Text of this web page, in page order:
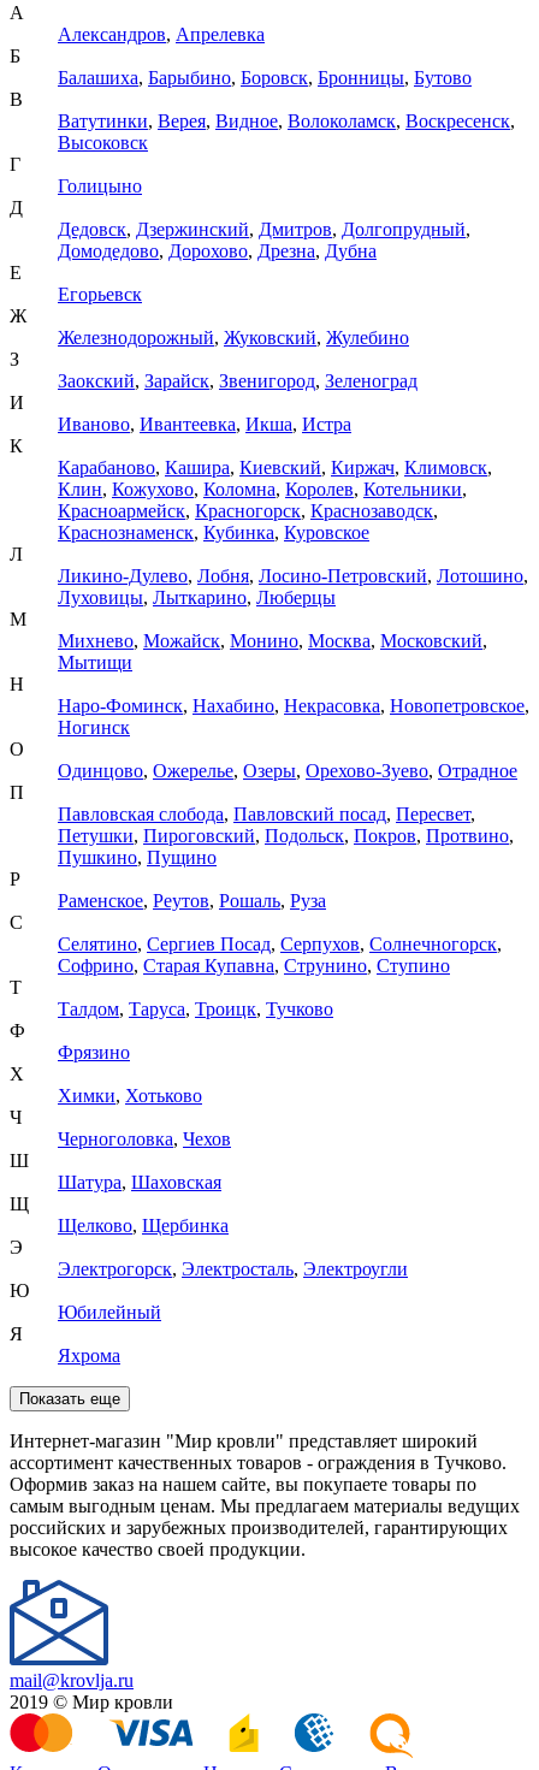
А
Александров, Апрелевка
Б
Балашиха, Барыбино, Боровск, Бронницы, Бутово
В
Ватутинки, Верея, Видное, Волоколамск, Воскресенск,
Высоковск
Г
Голицыно
Д
Дедовск, Дзержинский, Дмитров, Долгопрудный,
Домодедово, Дорохово, Дрезна, Дубна
Е
Егорьевск
Ж
Железнодорожный, Жуковский, Жулебино
З
Заокский, Зарайск, Звенигород, Зеленоград
И
Иваново, Ивантеевка, Икша, Истра
К
Карабаново, Кашира, Киевский, Киржач, Климовск,
Клин, Кожухово, Коломна, Королев, Котельники,
Красноармейск, Красногорск, Краснозаводск,
Краснознаменск, Кубинка, Куровское
Л
Ликино-Дулево, Лобня, Лосино-Петровский, Лотошино,
Луховицы, Лыткарино, Люберцы
М
Михнево, Можайск, Монино, Москва, Московский,
Мытищи
Н
Наро-Фоминск, Нахабино, Некрасовка, Новопетровское,
Ногинск
О
Одинцово, Ожерелье, Озеры, Орехово-Зуево, Отрадное
П
Павловская слобода, Павловский посад, Пересвет,
Петушки, Пироговский, Подольск, Покров, Протвино,
Пушкино, Пущино
Р
Раменское, Реутов, Рошаль, Руза
С
Селятино, Сергиев Посад, Серпухов, Солнечногорск,
Софрино, Старая Купавна, Струнино, Ступино
Т
Талдом, Таруса, Троицк, Тучково
Ф
Фрязино
Х
Химки, Хотьково
Ч
Черноголовка, Чехов
Ш
Шатура, Шаховская
Щ
Щелково, Щербинка
Э
Электрогорск, Электросталь, Электроугли
Ю
Юбилейный
Я
Яхрома
Показать еще
Интернет-магазин "Мир кровли" представляет широкий
ассортимент качественных товаров - ограждения в Тучково.
Оформив заказ на нашем сайте, вы покупаете товары по
самым выгодным ценам. Мы предлагаем материалы ведущих
российских и зарубежных производителей, гарантирующих
высокое качество своей продукции.
mail@krovlja.ru
2019 © Мир кровли